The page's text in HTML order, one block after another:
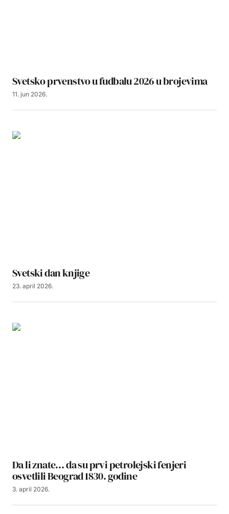
Svetsko prvenstvo u fudbalu 2026 u brojevima
11. jun 2026.
Svetski dan knjige
23. april 2026.
Da li znate… da su prvi petrolejski fenjeri
osvetlili Beograd 1830. godine
3. april 2026.